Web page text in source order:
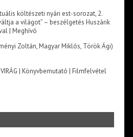
költészeti nyári est-sorozat, 2.
a világot” – beszélgetés Huszárik
| Meghívó
Zoltán, Magyar Miklós, Török Ági)
| Könyvbemutató | Filmfelvétel